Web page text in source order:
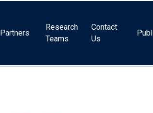
Partners
Research
Teams
Contact
Us